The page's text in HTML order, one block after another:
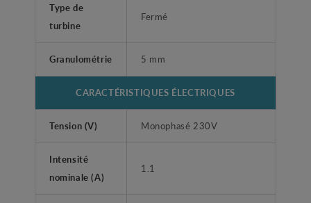
Type de
turbine
Fermé
Granulométrie 5 mm
CARACTÉRISTIQUES ÉLECTRIQUES
Tension (V) Monophasé 230V
Intensité
nominale (A)
1.1